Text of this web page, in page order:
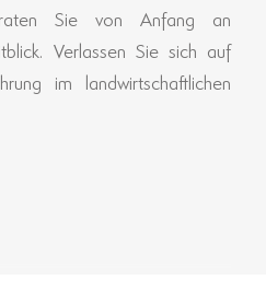
Sie von Anfang an
Verlassen Sie sich auf
im landwirtschaftlichen